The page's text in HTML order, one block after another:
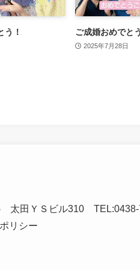
う！ ご成婚おめでと
2025年7月28日
田ＹＳビル310 TEL:0438-
リシー